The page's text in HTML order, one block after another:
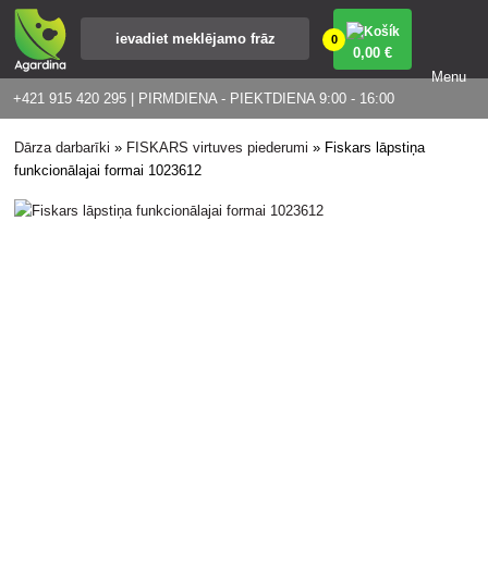
+421 915 420 295 | PIRMDIENA - PIEKTDIENA 9:00 - 16:00
0
0,00 €
Menu
Dārza darbarīki » FISKARS virtuves piederumi » Fiskars lāpstiņa
funkcionālajai formai 1023612